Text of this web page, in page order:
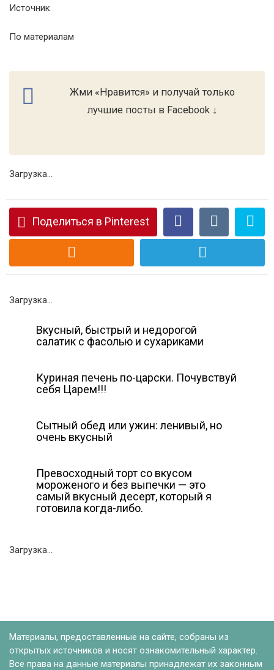
Источник
По материалам
Жми «Нравится» и получай только
лучшие посты в Facebook ↓
Загрузка...
Поделиться в Pinterest
Загрузка...
Вкусный, быстрый и недорогой
салатик с фасолью и сухариками
Куриная печень по-царски. Почувствуй
себя Царем!!!
Сытный обед или ужин: ленивый, но
очень вкусный
Превосходный торт со вкусом
мороженого и без выпечки — это
самый вкусный десерт, который я
готовила когда-либо.
Загрузка...
Материалы, предоставленные на сайте, собраны из
открытых источников и носят ознакомительный характер.
Все права на данные материалы принадлежат их законным